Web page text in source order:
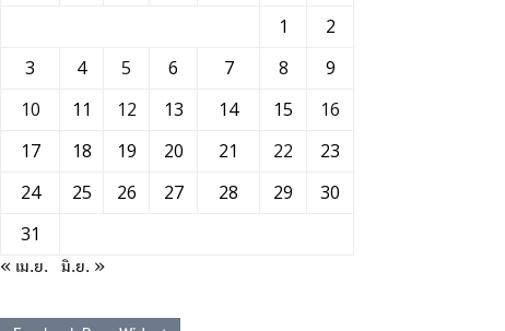
1
2
3
4 5 6 7 8
9
10
11 12 13 14 15
16
17
18 19 20 21 22
23
24
25 26 27 28 29
30
31
« เม.ย. มิ.ย. »